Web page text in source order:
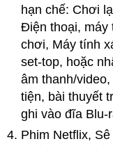
hạn chế: Chơi
Điện thoại, máy
chơi, Máy tính
set-top, hoặc
âm thanh/
tiện, bài thuyết
ghi vào đĩa Blu-
Phim Netflix,